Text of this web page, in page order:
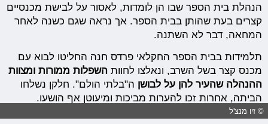
הנהלת בית הספר שבו הן לומדות, לאסור על לבישת מכנסיים
קצרים בעת שהותן בבית הספר. אך נראה שגם כשנה לאחר
המחאה, דבר לא השתנה.
תלמידות בבית הספר החקלאי פרדס חנה החליטו לבוא עם
מכנס קצר בשל השרב, ונאלצו לחוות השפלות ממורות ומצוות
ההנהלה שהעיר להן על לבושן ה"בלתי הולם". חלקן נשלחו
הביתה, אחרות זכו להערות מביכות ומיעוטן אף הושעו.
© זיו מנצ'ל